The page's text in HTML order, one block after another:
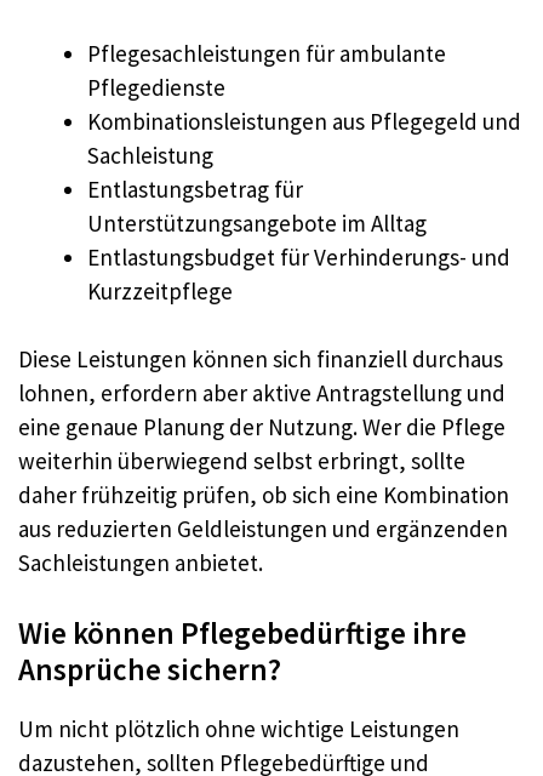
Pflegesachleistungen für ambulante
Pflegedienste
Kombinationsleistungen aus Pflegegeld und
Sachleistung
Entlastungsbetrag für
Unterstützungsangebote im Alltag
Entlastungsbudget für Verhinderungs- und
Kurzzeitpflege
Diese Leistungen können sich finanziell durchaus
lohnen, erfordern aber aktive Antragstellung und
eine genaue Planung der Nutzung. Wer die Pflege
weiterhin überwiegend selbst erbringt, sollte
daher frühzeitig prüfen, ob sich eine Kombination
aus reduzierten Geldleistungen und ergänzenden
Sachleistungen anbietet.
Wie können Pflegebedürftige ihre
Ansprüche sichern?
Um nicht plötzlich ohne wichtige Leistungen
dazustehen, sollten Pflegebedürftige und